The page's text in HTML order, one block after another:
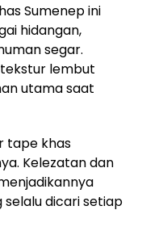
Sumenep ini
hidangan,
segar.
lembut
utama saat
tape khas
Kelezatan dan
selalu dicari setiap